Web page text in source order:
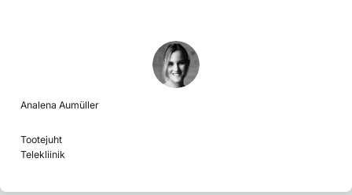
Analena Aumüller
Tootejuht
Telekliinik